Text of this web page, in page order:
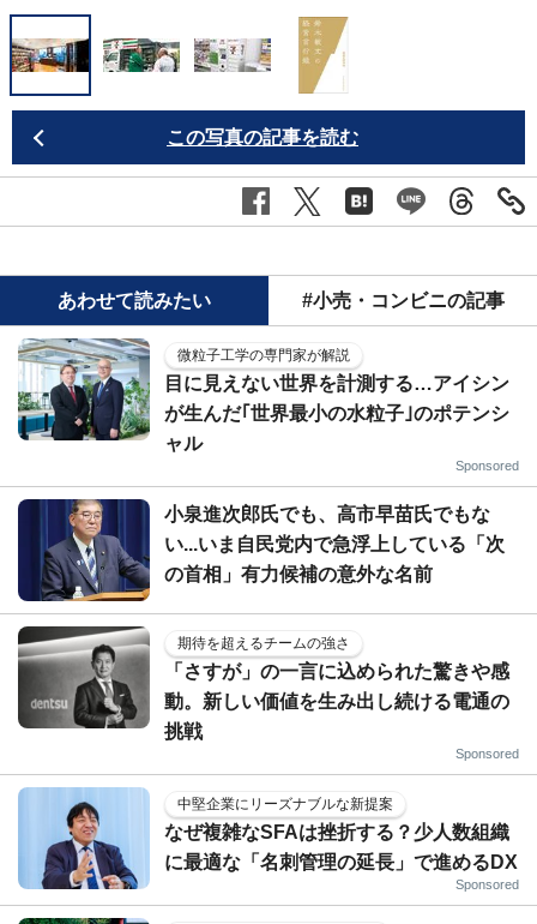
この写真の記事を読む
あわせて読みたい #小売・コンビニの記事
微粒子工学の専門家が解説
目に見えない世界を計測する…アイシン
が生んだ｢世界最小の水粒子｣のポテンシ
ャル
Sponsored
小泉進次郎氏でも、高市早苗氏でもな
い...いま自民党内で急浮上している「次
の首相」有力候補の意外な名前
期待を超えるチームの強さ
「さすが」の一言に込められた驚きや感
動。新しい価値を生み出し続ける電通の
挑戦
Sponsored
中堅企業にリーズナブルな新提案
なぜ複雑なSFAは挫折する？少人数組織
に最適な「名刺管理の延長」で進めるDX
Sponsored